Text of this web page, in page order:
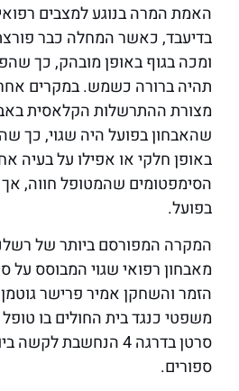
האמת המרה בנוגע למצבים
בדיעבד, כאשר המחלה כבר
ומכה בגוף באופן מובהק, כך
תהיה ברורה כשמש. במקרים
מצורת ההתרשלות הקלאסית
שהאבחון בפועל היה שגוי, כך
באופן חלקי או אפילו על
הסימפטומים שהמטופל חווה,
בפועל.
המקרה המפורסם ביותר של
מאבחון רפואי שגוי המבוסס על
הזמר והשחקן אמיר פרישר
משפטי כנגד בית החולים בו
סרטן בדרגה 4 הנחשבת
ספורים.